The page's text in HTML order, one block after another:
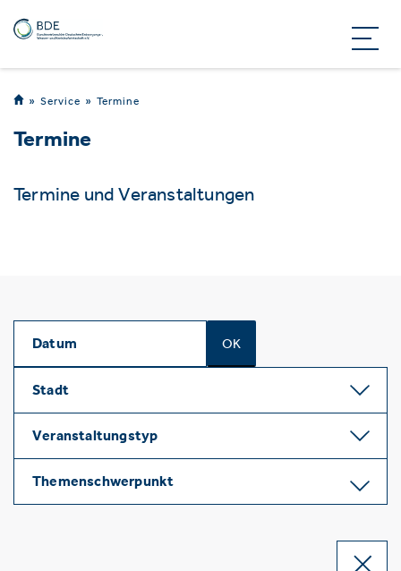
Service Termine
Termine
Termine und Veranstaltungen
OK
Stadt
Veranstaltungstyp
Themenschwerpunkt